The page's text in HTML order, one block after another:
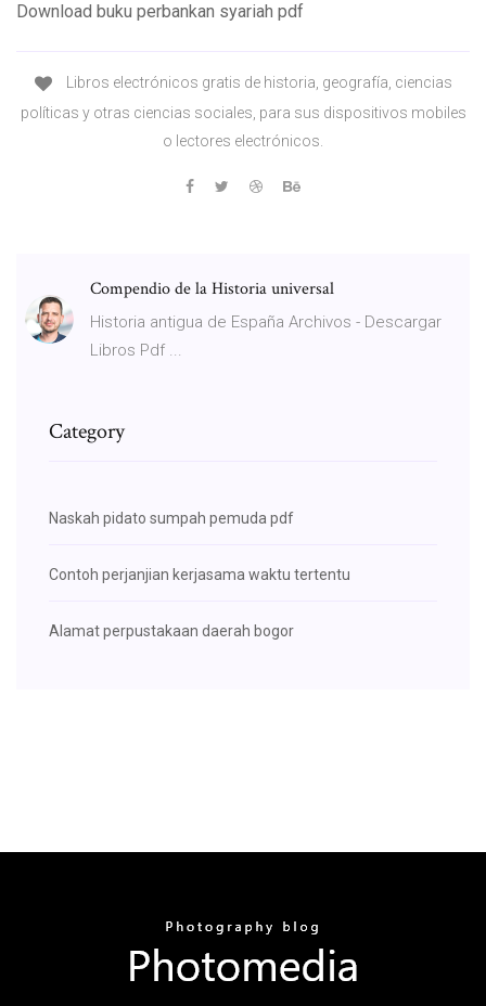
Download buku perbankan syariah pdf
Libros electrónicos gratis de historia, geografía, ciencias
políticas y otras ciencias sociales, para sus dispositivos mobiles
o lectores electrónicos.
Compendio de la Historia universal
Historia antigua de España Archivos - Descargar
Libros Pdf ...
Category
Naskah pidato sumpah pemuda pdf
Contoh perjanjian kerjasama waktu tertentu
Alamat perpustakaan daerah bogor